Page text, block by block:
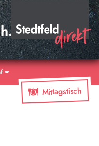
Mittagstisch